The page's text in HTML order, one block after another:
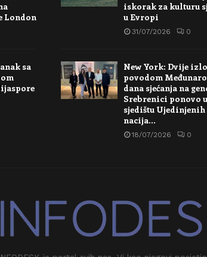
London
sa
iskorak za kulturu
u Evropi
31/07/2026 0
New York: Dvije
povodom
dana sjećanja na
Srebrenici ponovo u
sjedištu Ujedinjenih
nacija…
18/07/2026 0